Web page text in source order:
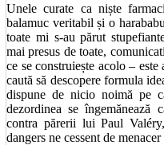
Unele curate ca niște
balamuc veritabil și o
toate mi s-au părut
mai presus de toate,
ce se construiește acolo –
caută să descopere formula
dispune de nicio noimă pe
dezordinea se
contra părerii lui Paul
dangers ne cessent de